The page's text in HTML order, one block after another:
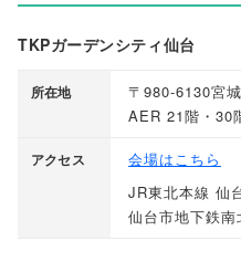
TKPガーデンシティ仙台
所在地
〒980-6130宮
AER 21階・30
アクセス
会場はこちら
JR東北本線 仙
仙台市地下鉄